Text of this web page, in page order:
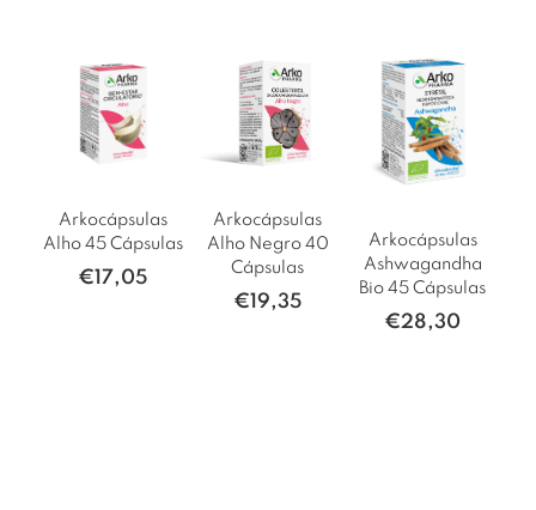
Arkocápsulas
Alho 45 Cápsulas
€17,05
Arkocápsulas
Alho Negro 40
Cápsulas
€19,35
Arkocápsulas
Ashwagandha
Bio 45 Cápsulas
€28,30